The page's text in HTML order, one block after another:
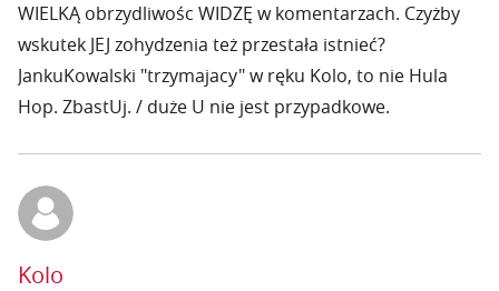
WIELKĄ obrzydliwośc WIDZĘ w komentarzach. Czyżby
wskutek JEJ zohydzenia też przestała istnieć?
JankuKowalski "trzymajacy" w ręku Kolo, to nie Hula
Hop. ZbastUj. / duże U nie jest przypadkowe.
Kolo